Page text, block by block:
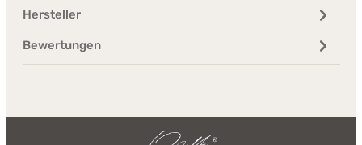
Hersteller
Bewertungen